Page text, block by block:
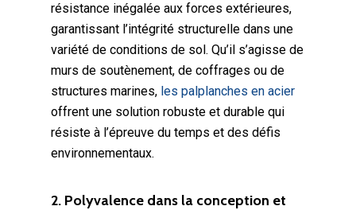
résistance inégalée aux forces extérieures,
garantissant l’intégrité structurelle dans une
variété de conditions de sol. Qu’il s’agisse de
murs de soutènement, de coffrages ou de
structures marines, les palplanches en acier
offrent une solution robuste et durable qui
résiste à l’épreuve du temps et des défis
environnementaux.
2. Polyvalence dans la conception et